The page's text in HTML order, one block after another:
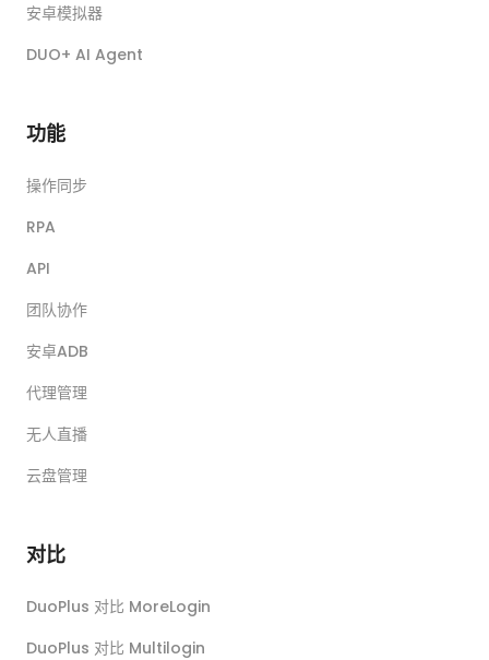
安卓模拟器
DUO+ AI Agent
功能
操作同步
RPA
API
团队协作
安卓ADB
代理管理
无人直播
云盘管理
对比
DuoPlus 对比 MoreLogin
DuoPlus 对比 Multilogin